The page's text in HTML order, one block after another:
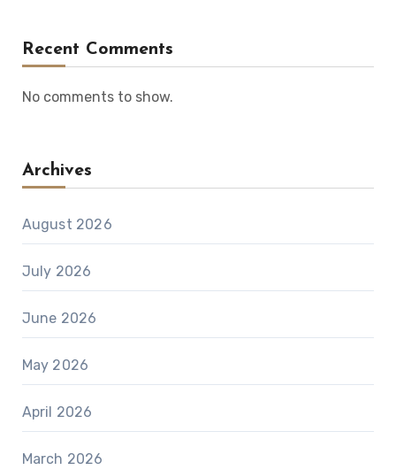
Recent Comments
No comments to show.
Archives
August 2026
July 2026
June 2026
May 2026
April 2026
March 2026